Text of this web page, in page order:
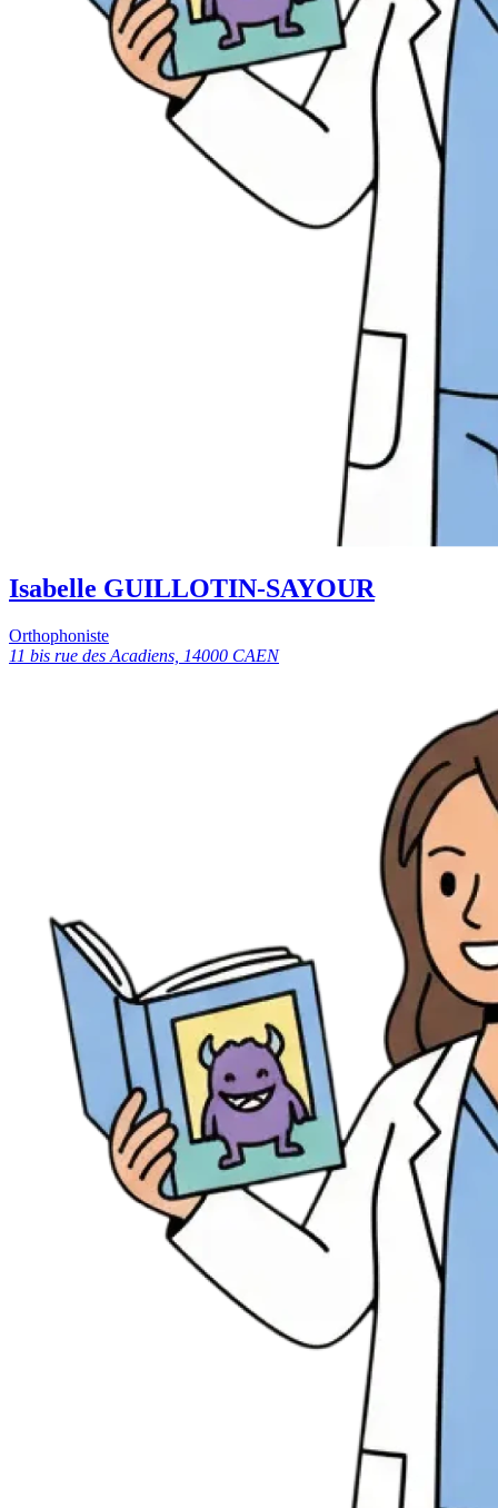
Isabelle GUILLOTIN-SAYOUR
Orthophoniste
11 bis rue des Acadiens, 14000 CAEN